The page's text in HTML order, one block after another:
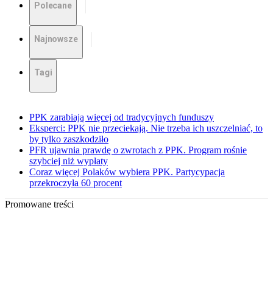
Polecane
Najnowsze
Tagi
PPK zarabiają więcej od tradycyjnych funduszy
Eksperci: PPK nie przeciekają. Nie trzeba ich uszczelniać, to
by tylko zaszkodziło
PFR ujawnia prawdę o zwrotach z PPK. Program rośnie
szybciej niż wypłaty
Coraz więcej Polaków wybiera PPK. Partycypacja
przekroczyła 60 procent
Promowane treści